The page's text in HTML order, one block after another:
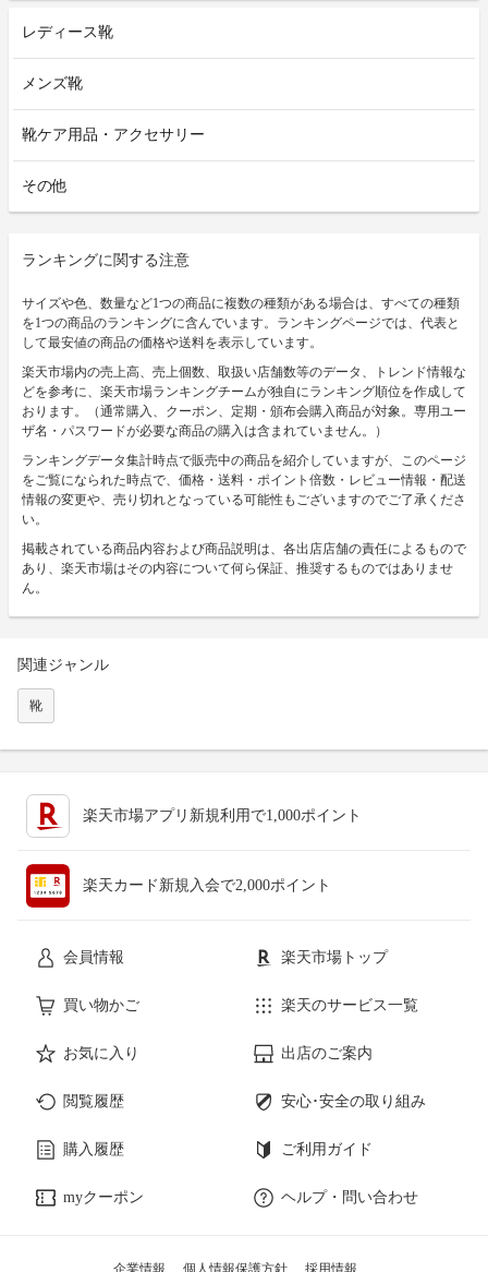
レディース靴
メンズ靴
靴ケア用品・アクセサリー
その他
ランキングに関する注意
サイズや色、数量など1つの商品に複数の種類がある場合は、すべての種類
を1つの商品のランキングに含んでいます。ランキングページでは、代表と
して最安値の商品の価格や送料を表示しています。
楽天市場内の売上高、売上個数、取扱い店舗数等のデータ、トレンド情報な
どを参考に、楽天市場ランキングチームが独自にランキング順位を作成して
おります。（通常購入、クーポン、定期・頒布会購入商品が対象。専用ユー
ザ名・パスワードが必要な商品の購入は含まれていません。）
ランキングデータ集計時点で販売中の商品を紹介していますが、このページ
をご覧になられた時点で、価格・送料・ポイント倍数・レビュー情報・配送
情報の変更や、売り切れとなっている可能性もございますのでご了承くださ
い。
掲載されている商品内容および商品説明は、各出店店舗の責任によるもので
あり、楽天市場はその内容について何ら保証、推奨するものではありませ
ん。
関連ジャンル
靴
楽天市場アプリ新規利用で1,000ポイント
楽天カード新規入会で2,000ポイント
会員情報 楽天市場トップ
買い物かご 楽天のサービス一覧
お気に入り 出店のご案内
閲覧履歴 安心･安全の取り組み
購入履歴 ご利用ガイド
myクーポン ヘルプ・問い合わせ
企業情報 個人情報保護方針 採用情報